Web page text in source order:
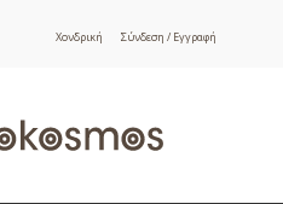
Χονδρική Σύνδεση / Εγγραφή